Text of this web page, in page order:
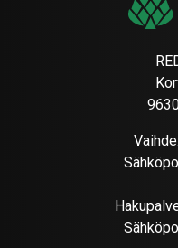
Vaihde: